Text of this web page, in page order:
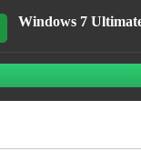
Windows 7